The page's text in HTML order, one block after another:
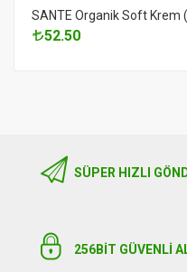
SANTE Organik Soft Krem
52.50
SÜPER HIZLI
256BIT GÜVENLİ